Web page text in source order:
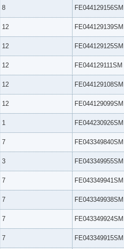
8 FE044129156SM
12 FE044129139SM
12 FE044129125SM
12 FE044129111SM
12 FE044129108SM
12 FE044129099SM
1 FE044230926SM
7 FE043349840SM
3 FE043349955SM
7 FE043349941SM
7 FE043349938SM
7 FE043349924SM
7 FE043349915SM